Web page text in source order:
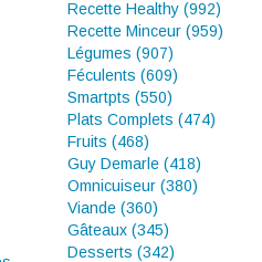
Recette Healthy (992)
Recette Minceur (959)
Légumes (907)
Féculents (609)
Smartpts (550)
Plats Complets (474)
Fruits (468)
Guy Demarle (418)
Omnicuiseur (380)
Viande (360)
Gâteaux (345)
Desserts (342)